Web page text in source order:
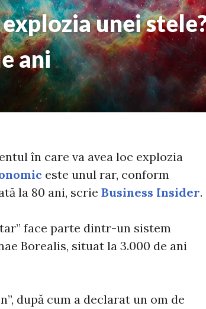
unei
ani
în care va avea loc explozia
este unul rar, conform
la 80 ani, scrie Business Insider.
face parte dintr-un sistem
Borealis, situat la 3.000 de ani
după cum a declarat un om de